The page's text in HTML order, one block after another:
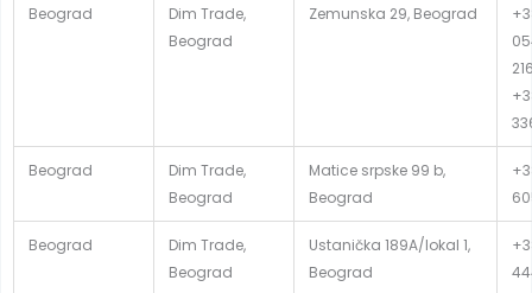
Beograd
Dim Trade,
Beograd
Zemunska 29, Beograd
Beograd
Dim Trade,
Beograd
Matice srpske 99 b,
Beograd
Beograd
Dim Trade,
Beograd
Ustanička 189A/lokal 1,
Beograd